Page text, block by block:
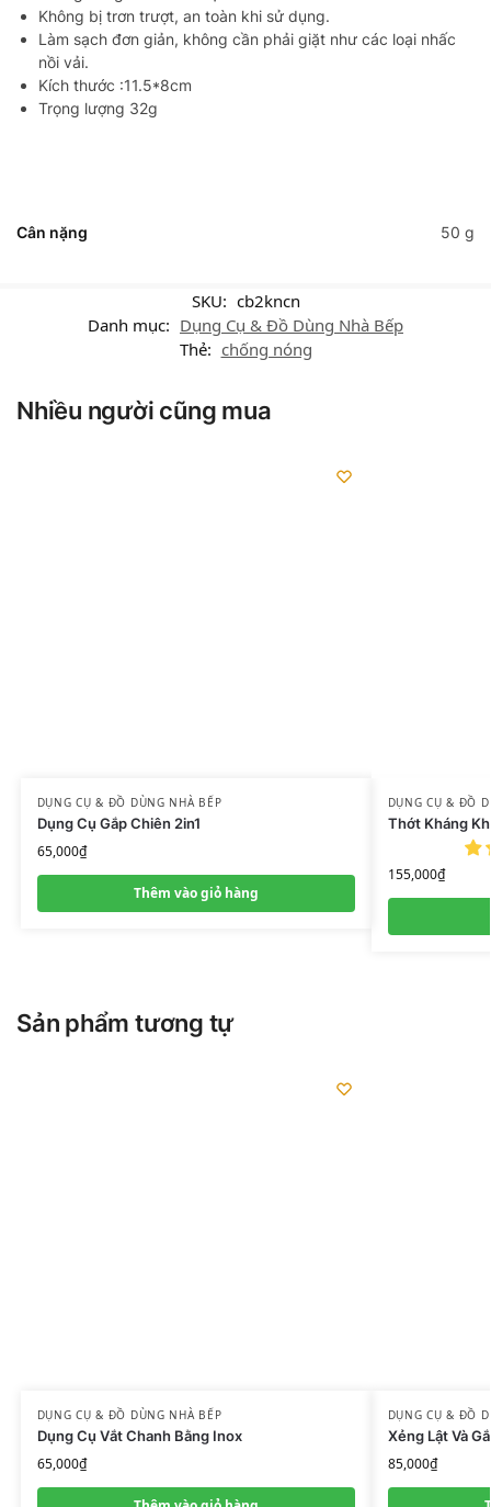
Không bị trơn trượt, an toàn khi sử dụng.
Làm sạch đơn giản, không cần phải giặt như các loại nhấc
nồi vải.
Kích thước :11.5*8cm
Trọng lượng 32g
Cân nặng 50 g
SKU: cb2kncn
Danh mục: Dụng Cụ & Đồ Dùng Nhà Bếp
Thẻ: chống nóng
Nhiều người cũng mua
DỤNG CỤ & ĐỒ DÙNG NHÀ BẾP
Dụng Cụ Gắp Chiên 2in1
65,000₫
Thêm vào giỏ hàng
DỤNG CỤ & ĐỒ
Thớt Kháng
155,000₫
Sản phẩm tương tự
DỤNG CỤ & ĐỒ DÙNG NHÀ BẾP
Dụng Cụ Vắt Chanh Bằng Inox
65,000₫
DỤNG CỤ & ĐỒ
Xẻng Lật Và
85,000₫